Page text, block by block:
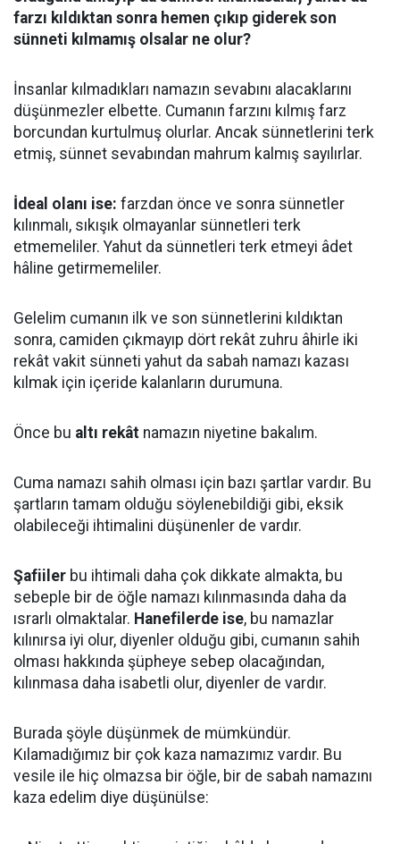
farzı kıldıktan sonra hemen çıkıp giderek son
sünneti kılmamış olsalar ne olur?
İnsanlar kılmadıkları namazın sevabını alacaklarını
düşünmezler elbette. Cumanın farzını kılmış farz
borcundan kurtulmuş olurlar. Ancak sünnetlerini terk
etmiş, sünnet sevabından mahrum kalmış sayılırlar.
İdeal olanı ise: farzdan önce ve sonra sünnetler
kılınmalı, sıkışık olmayanlar sünnetleri terk
etmemeliler. Yahut da sünnetleri terk etmeyi âdet
hâline getirmemeliler.
Gelelim cumanın ilk ve son sünnetlerini kıldıktan
sonra, camiden çıkmayıp dört rekât zuhru âhirle iki
rekât vakit sünneti yahut da sabah namazı kazası
kılmak için içeride kalanların durumuna.
Önce bu altı rekât namazın niyetine bakalım.
Cuma namazı sahih olması için bazı şartlar vardır. Bu
şartların tamam olduğu söylenebildiği gibi, eksik
olabileceği ihtimalini düşünenler de vardır.
Şafiiler bu ihtimali daha çok dikkate almakta, bu
sebeple bir de öğle namazı kılınmasında daha da
ısrarlı olmaktalar. Hanefilerde ise, bu namazlar
kılınırsa iyi olur, diyenler olduğu gibi, cumanın sahih
olması hakkında şüpheye sebep olacağından,
kılınmasa daha isabetli olur, diyenler de vardır.
Burada şöyle düşünmek de mümkündür.
Kılamadığımız bir çok kaza namazımız vardır. Bu
vesile ile hiç olmazsa bir öğle, bir de sabah namazını
kaza edelim diye düşünülse: